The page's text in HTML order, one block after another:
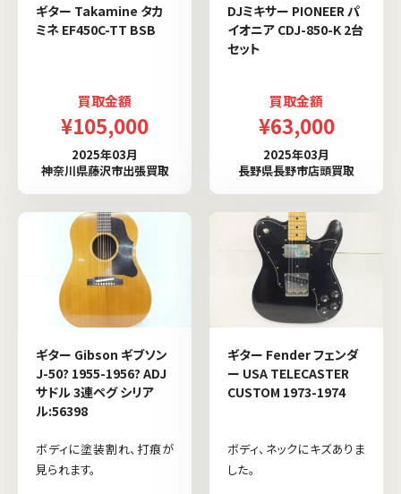
ギター Takamine タカ
ミネ EF450C-TT BSB
買取金額
¥105,000
2025年03月
神奈川県藤沢市出張買取
DJミキサー PIONEER パ
イオニア CDJ-850-K 2台
セット
買取金額
¥63,000
2025年03月
長野県長野市店頭買取
ギター Gibson ギブソン
J-50? 1955-1956? ADJ
サドル 3連ペグ シリア
ル:56398
ボディに塗装割れ、打痕が
見られます。
ギター Fender フェンダ
ー USA TELECASTER
CUSTOM 1973-1974
ボディ、ネックにキズありま
した。